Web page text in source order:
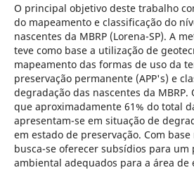
O principal objetivo deste trabalho
do mapeamento e classificação do
nascentes da MBRP (Lorena-SP). A
teve como base a utilização de
mapeamento das formas de uso da
preservação permanente (APP's) e
degradação das nascentes da
que aproximadamente 61% do total
apresentam-se em situação de
em estado de preservação. Com
busca-se oferecer subsídios para
ambiental adequados para a área de